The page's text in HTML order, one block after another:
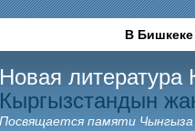
В Бишкеке
Новая литература
Кыргызстандын
Посвящается памяти